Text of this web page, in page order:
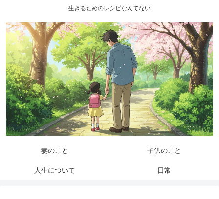
生きるためのレシピなんてない
妻のこと 子供のこと
人生について 日常